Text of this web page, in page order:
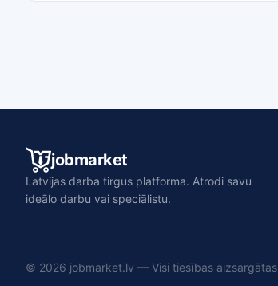
jobmarket
Latvijas darba tirgus platforma. Atrodi savu
ideālo darbu vai speciālistu.
© 2026 jobmarket.lv — Visi tiesības aizsargātas